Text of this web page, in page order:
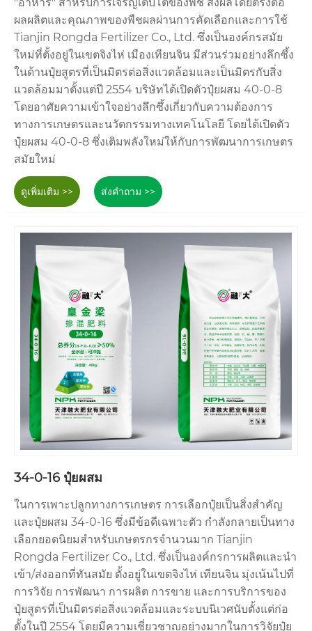
ผลผลิตและคุณภาพของพืชผลผ่านการคัดเลือกและการใช้
Tianjin Rongda Fertilizer Co., Ltd. ซึ่งเป็นองค์กรสมัย
ใหม่ที่ตั้งอยู่ในเขตจิงไห่ เมืองเทียนจิน มีส่วนร่วมอย่างลึกซึ้ง
ในด้านปุ๋ยสูตรที่เป็นมิตรต่อสิ่งแวดล้อมและเป็นมิตรกับสิ่ง
แวดล้อมมาตั้งแต่ปี 2554 บริษัทได้เปิดตัวปุ๋ยผสม 40-0-8
โดยอาศัยความเข้าใจอย่างลึกซึ้งเกี่ยวกับความต้องการ
ทางการเกษตรและนวัตกรรมทางเทคโนโลยี โดยได้เปิดตัว
ปุ๋ยผสม 40-0-8 ซึ่งเติมพลังใหม่ให้กับการพัฒนาการเกษตร
สมัยใหม่
ดูเพิ่มเติม >> ส่งคำถาม >>
34-0-16 ปุ๋ยผสม
ในการเพาะปลูกทางการเกษตร การเลือกปุ๋ยเป็นสิ่งสำคัญ
และปุ๋ยผสม 34-0-16 ซึ่งมีข้อดีเฉพาะตัว กำลังกลายเป็นทาง
เลือกยอดนิยมสำหรับเกษตรกรจำนวนมาก Tianjin
Rongda Fertilizer Co., Ltd. ซึ่งเป็นองค์กรการผลิตและนำ
เข้า/ส่งออกที่ทันสมัย ​​ตั้งอยู่ในเขตจิงไห่ เทียนจิน มุ่งเน้นไปที่
การวิจัย การพัฒนา การผลิต การขาย และการบริการของ
ปุ๋ยสูตรที่เป็นมิตรต่อสิ่งแวดล้อมและระบบนิเวศนับตั้งแต่ก่อ
ตั้งในปี 2554 โดยมีความเชี่ยวชาญอย่างมากในการวิจัยปุ๋ย